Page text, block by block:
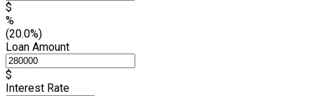
$
%
(20.0%)
Loan Amount
$
Interest Rate